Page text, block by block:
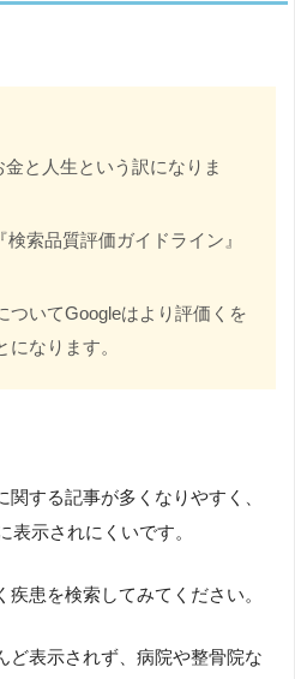
と人生という訳になりま
索品質評価ガイドライン』
ついてGoogleはより評価くを
なります。
する記事が多くなりやすく、
表示されにくいです。
患を検索してみてください。
ど表示されず、病院や整骨院な